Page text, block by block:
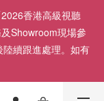
香港高級視聽
Showroom現場參
續跟進處理。如有